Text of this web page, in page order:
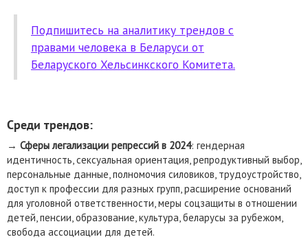
Подпишитесь на аналитику трендов с
правами человека в Беларуси от
Беларуского Хельсинкского Комитета.
Среди трендов:
→ Сферы легализации репрессий в 2024: гендерная
идентичность, сексуальная ориентация, репродуктивный выбор,
персональные данные, полномочия силовиков, трудоустройство,
доступ к профессии для разных групп, расширение оснований
для уголовной ответственности, меры соцзащиты в отношении
детей, пенсии, образование, культура, беларусы за рубежом,
свобода ассоциации для детей.